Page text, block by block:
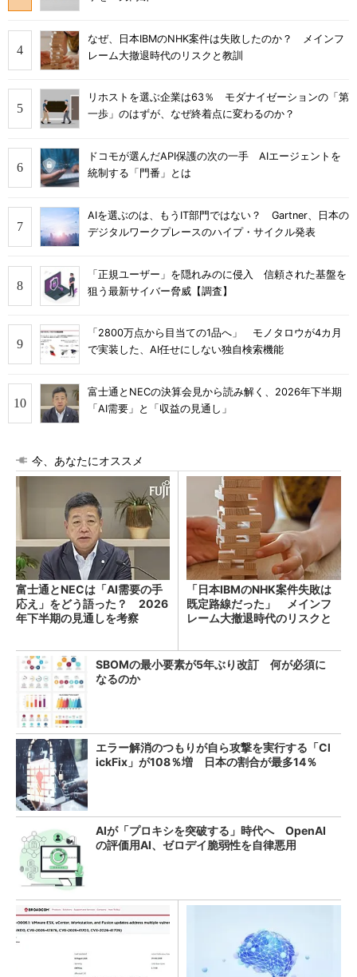
なぜ、日本IBMのNHK案件は失敗したのか？ メインフ
レーム大撤退時代のリスクと教訓
リホストを選ぶ企業は63％ モダナイゼーションの「第
一歩」のはずが、なぜ終着点に変わるのか？
ドコモが選んだAPI保護の次の一手 AIエージェントを
統制する「門番」とは
AIを選ぶのは、もうIT部門ではない？ Gartner、日本の
デジタルワークプレースのハイプ・サイクル発表
「正規ユーザー」を隠れみのに侵入 信頼された基盤を
狙う最新サイバー脅威【調査】
「2800万点から目当ての1品へ」 モノタロウが4カ月
で実装した、AI任せにしない独自検索機能
富士通とNECの決算会見から読み解く、2026年下半期
「AI需要」と「収益の見通し」
今、あなたにオススメ
富士通とNECは「AI需要の手
応え」をどう語った？ 2026
年下半期の見通しを考察
「日本IBMのNHK案件失敗は
既定路線だった」 メインフ
レーム大撤退時代のリスクと
SBOMの最小要素が5年ぶり改訂 何が必須に
なるのか
エラー解消のつもりが自ら攻撃を実行する「Cl
ickFix」が108％増 日本の割合が最多14％
AIが「プロキシを突破する」時代へ OpenAI
の評価用AI、ゼロデイ脆弱性を自律悪用